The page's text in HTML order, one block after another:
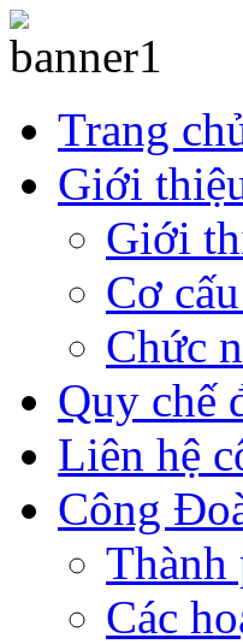
Trang
Giới
Giới
Cơ
Chức
Quy chế
Liên hệ
Công
Thành
Các